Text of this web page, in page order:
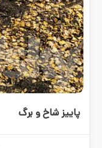
پاییز شاخ و برگ